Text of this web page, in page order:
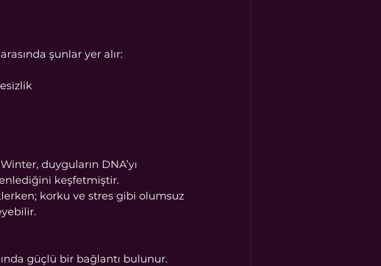
şunlar yer alır:
duyguların DNA’yı
keşfetmiştir.
korku ve stres gibi olumsuz
güçlü bir bağlantı bulunur.